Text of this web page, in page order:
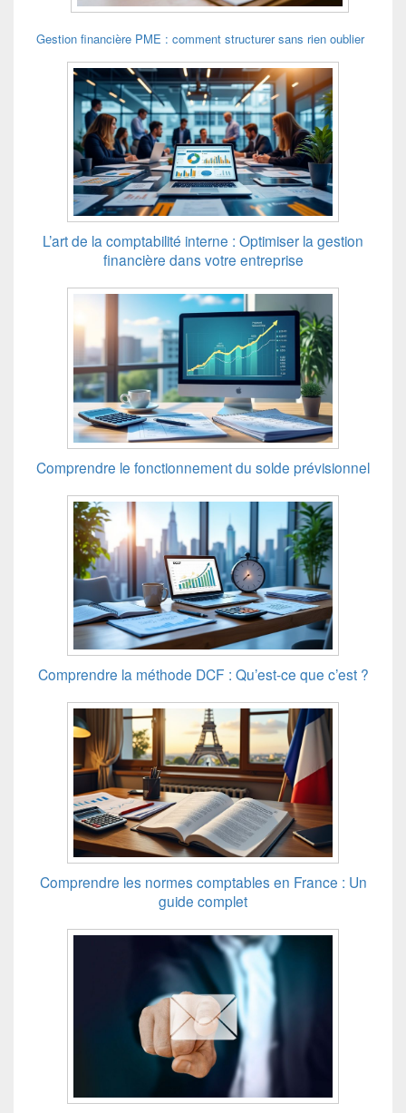
Gestion financière PME : comment structurer sans rien oublier
L’art de la comptabilité interne : Optimiser la gestion
financière dans votre entreprise
Comprendre le fonctionnement du solde prévisionnel
Comprendre la méthode DCF : Qu’est-ce que c’est ?
Comprendre les normes comptables en France : Un
guide complet